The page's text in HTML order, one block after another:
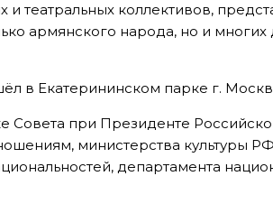
и театральных коллективов,
армянского народа, но и многих
в Екатерининском парке г.
Совета при Президенте
министерства культуры
департамента